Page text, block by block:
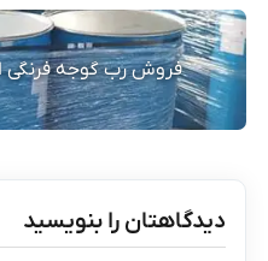
فروش رب گوجه فرنگی
دیدگاهتان را بنویسید